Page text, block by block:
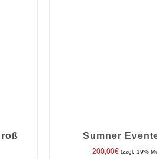
Sumner
200,00€ (zzgl. 19%